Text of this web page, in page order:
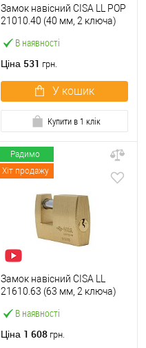
В наявності
Замок навісний CISA LL POP
21010.40 (40 мм, 2 ключа)
Ціна 531 грн.
У кошик
Купити в 1 клік
Радимо
Хіт продажу
В наявності
Замок навісний CISA LL
21610.63 (63 мм, 2 ключа)
Ціна 1 608 грн.